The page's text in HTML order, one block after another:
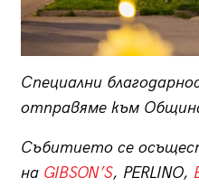
Специални
отправяме към
Събитието се
на GIBSON’S, PERLINO,